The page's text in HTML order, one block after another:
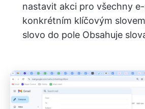
nastavit akci pro všechny
konkrétním klíčovým
slovo do pole Obsahuje